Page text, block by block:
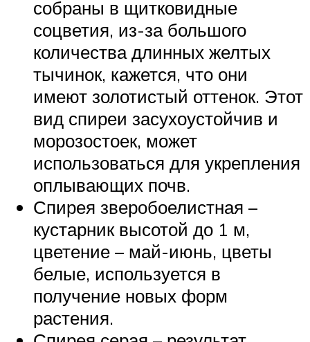
собраны в щитковидные
соцветия, из-за большого
количества длинных желтых
тычинок, кажется, что они
имеют золотистый оттенок. Этот
вид спиреи засухоустойчив и
морозостоек, может
использоваться для укрепления
оплывающих почв.
Спирея зверобоелистная –
кустарник высотой до 1 м,
цветение – май-июнь, цветы
белые, используется в
получение новых форм
растения.